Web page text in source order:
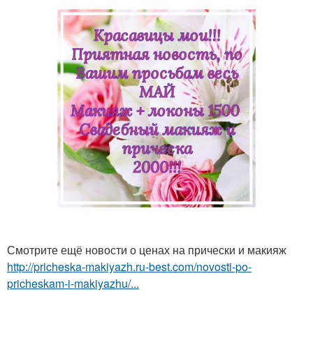
Смотрите ещё новости о ценах на прически и макияж
http://pricheska-makiyazh.ru-best.com/novosti-po-
pricheskam-i-makiyazhu/...